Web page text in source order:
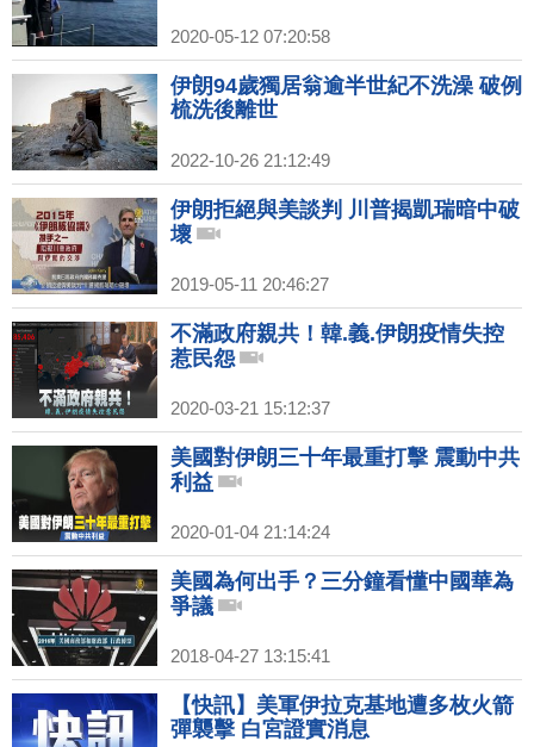
2020-05-12 07:20:58
伊朗94歲獨居翁逾半世紀不洗澡 破例
梳洗後離世
2022-10-26 21:12:49
伊朗拒絕與美談判 川普揭凱瑞暗中破
壞
2019-05-11 20:46:27
不滿政府親共！韓.義.伊朗疫情失控
惹民怨
2020-03-21 15:12:37
美國對伊朗三十年最重打擊 震動中共
利益
2020-01-04 21:14:24
美國為何出手？三分鐘看懂中國華為
爭議
2018-04-27 13:15:41
【快訊】美軍伊拉克基地遭多枚火箭
彈襲擊 白宮證實消息